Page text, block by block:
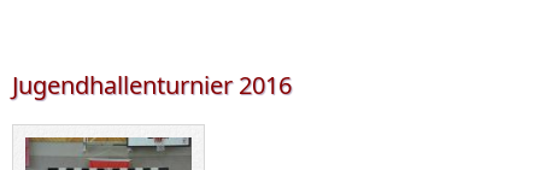
Jugendhallenturnier 2016